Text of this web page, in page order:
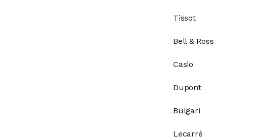
Tissot
Bell & Ross
Casio
Dupont
Bulgari
Lecarré